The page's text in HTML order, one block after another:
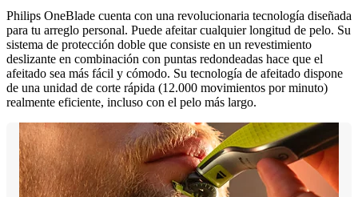
Philips OneBlade cuenta con una revolucionaria tecnología diseñada
para tu arreglo personal. Puede afeitar cualquier longitud de pelo. Su
sistema de protección doble que consiste en un revestimiento
deslizante en combinación con puntas redondeadas hace que el
afeitado sea más fácil y cómodo. Su tecnología de afeitado dispone
de una unidad de corte rápida (12.000 movimientos por minuto)
realmente eficiente, incluso con el pelo más largo.